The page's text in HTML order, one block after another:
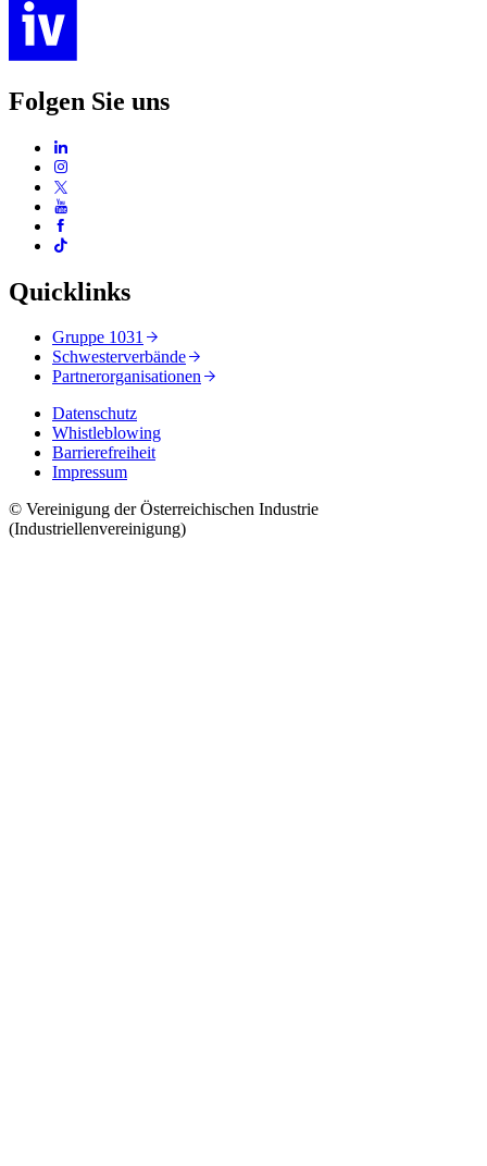
Folgen Sie uns
Quicklinks
Gruppe 1031
Schwesterverbände
Partnerorganisationen
Datenschutz
Whistleblowing
Barrierefreiheit
Impressum
© Vereinigung der Österreichischen Industrie
(Industriellenvereinigung)